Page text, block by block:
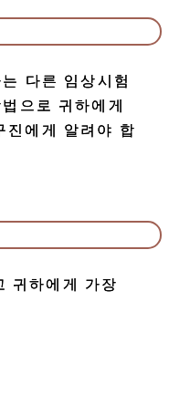
다른 임상시험
으로 귀하에게
진에게 알려야 합
귀하에게 가장